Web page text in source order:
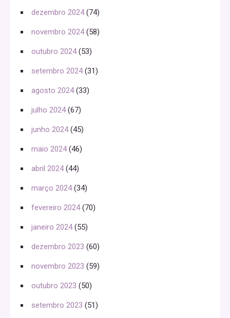
dezembro 2024(74)
novembro 2024(58)
outubro 2024(53)
setembro 2024(31)
agosto 2024(33)
julho 2024(67)
junho 2024(45)
maio 2024(46)
abril 2024(44)
março 2024(34)
fevereiro 2024(70)
janeiro 2024(55)
dezembro 2023 (60)
novembro 2023 (59)
outubro 2023 (50)
setembro 2023 (51)